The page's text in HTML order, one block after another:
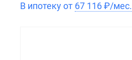
В ипотеку от 67 116₽/мес.